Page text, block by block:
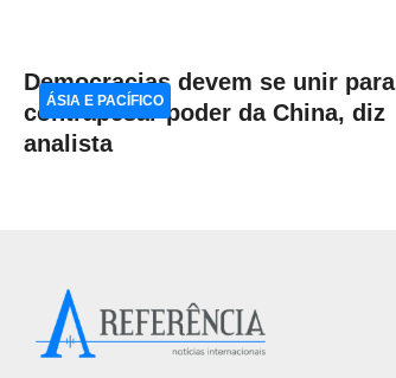
Democracias devem se unir para
contrapesar poder da China, diz
analista
ÁSIA E PACÍFICO